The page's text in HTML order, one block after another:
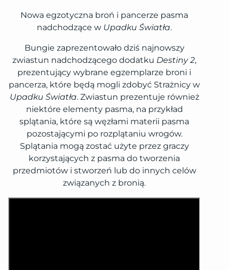
Nowa egzotyczna broń i pancerze pasma
nadchodzące w Upadku Światła.
Bungie zaprezentowało dziś najnowszy
zwiastun nadchodzącego dodatku Destiny 2,
prezentujący wybrane egzemplarze broni i
pancerza, które będą mogli zdobyć Strażnicy w
Upadku Światła. Zwiastun prezentuje również
niektóre elementy pasma, na przykład
splątania, które są węzłami materii pasma
pozostającymi po rozplątaniu wrogów.
Splątania mogą zostać użyte przez graczy
korzystających z pasma do tworzenia
przedmiotów i stworzeń lub do innych celów
związanych z bronią.